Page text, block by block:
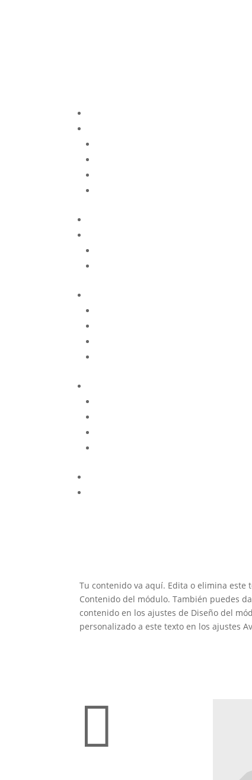
Tu contenido va aquí. Edita o elimina este
Contenido del módulo. También puedes
contenido en los ajustes de Diseño del
personalizado a este texto en los ajustes
